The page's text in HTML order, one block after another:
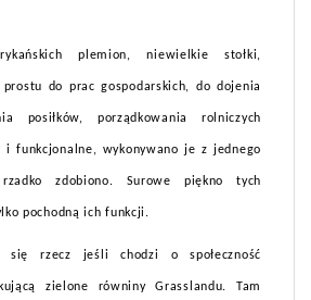
plemion, niewielkie stołki,
do prac gospodarskich, do dojenia
posiłków, porządkowania rolniczych
i funkcjonalne, wykonywano je z jednego
zdobiono. Surowe piękno tych
pochodną ich funkcji.
się rzecz jeśli chodzi o społeczność
zielone równiny Grasslandu. Tam